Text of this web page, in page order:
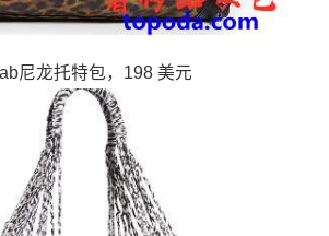
尼龙托特包，198 美元